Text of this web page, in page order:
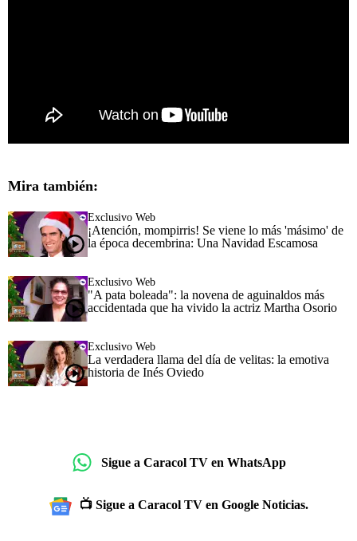
Mira también:
Exclusivo Web
¡Atención, mompirris! Se viene lo más 'másimo' de
la época decembrina: Una Navidad Escamosa
Exclusivo Web
"A pata boleada": la novena de aguinaldos más
accidentada que ha vivido la actriz Martha Osorio
Exclusivo Web
La verdadera llama del día de velitas: la emotiva
historia de Inés Oviedo
Sigue a Caracol TV en WhatsApp
📺 Sigue a Caracol TV en Google Noticias.